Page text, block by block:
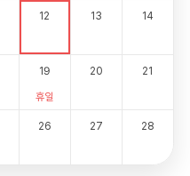
12 13 14
19
휴일
20 21
26 27 28